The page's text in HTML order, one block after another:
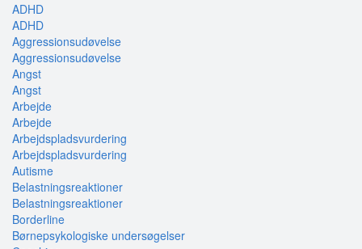
ADHD
ADHD
Aggressionsudøvelse
Aggressionsudøvelse
Angst
Angst
Arbejde
Arbejde
Arbejdspladsvurdering
Arbejdspladsvurdering
Autisme
Belastningsreaktioner
Belastningsreaktioner
Borderline
Børnepsykologiske undersøgelser